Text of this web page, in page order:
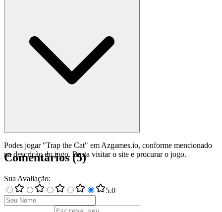
Podes jogar "Trap the Cat" em Azgames.io, conforme mencionado
na descrição do jogo. Basta visitar o site e procurar o jogo.
Comentários(5)
Sua Avaliação:
5.0